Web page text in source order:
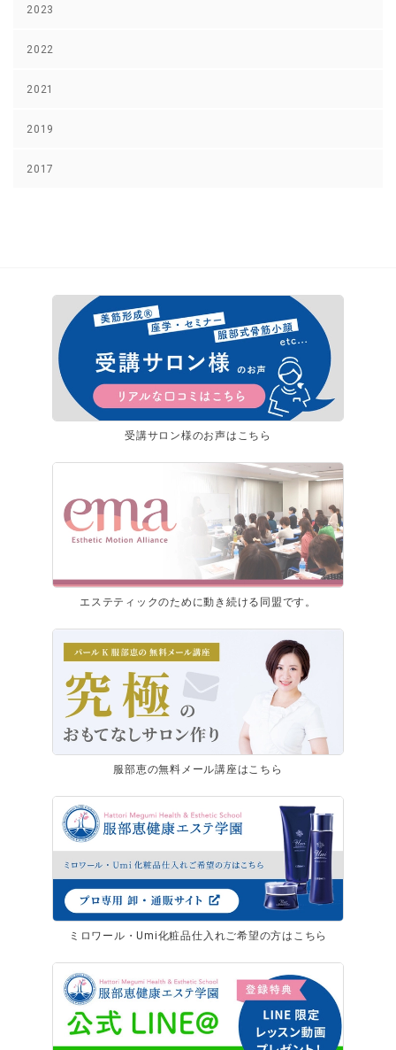
2023
2022
2021
2019
2017
受講サロン様のお声はこちら
エステティックのために動き続ける同盟です。
服部恵の無料メール講座はこちら
ミロワール・Umi化粧品仕入れご希望の方はこちら